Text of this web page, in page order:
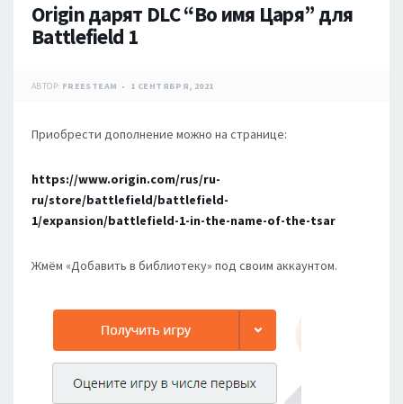
Origin дарят DLC “Во имя Царя” для
Battlefield 1
АВТОР: FREESTEAM 1 СЕНТЯБРЯ, 2021
Приобрести дополнение можно на странице:
https://www.origin.com/rus/ru-
ru/store/battlefield/battlefield-
1/expansion/battlefield-1-in-the-name-of-the-tsar
Жмём «Добавить в библиотеку» под своим аккаунтом.